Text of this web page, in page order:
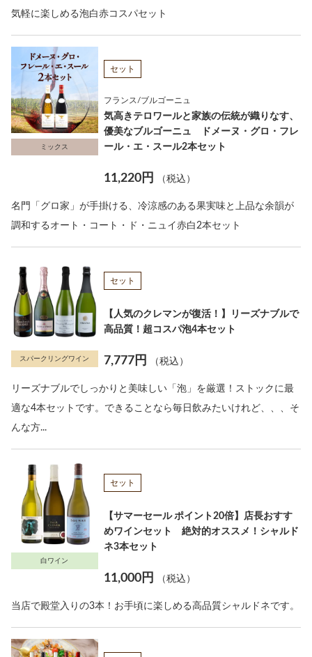
気軽に楽しめる泡白赤コスパセット
ミックス
セット
フランス/ブルゴーニュ
気高きテロワールと家族の伝統が織りなす、
優美なブルゴーニュ ドメーヌ・グロ・フレ
ール・エ・スール2本セット
11,220円 （税込）
名門「グロ家」が手掛ける、冷涼感のある果実味と上品な余韻が
調和するオート・コート・ド・ニュイ赤白2本セット
スパークリングワイン
セット
【人気のクレマンが復活！】リーズナブルで
高品質！超コスパ泡4本セット
7,777円 （税込）
リーズナブルでしっかりと美味しい「泡」を厳選！ストックに最
適な4本セットです。できることなら毎日飲みたいけれど、、、そ
んな方...
白ワイン
セット
【サマーセール ポイント20倍】店長おすす
めワインセット 絶対的オススメ！シャルド
ネ3本セット
11,000円 （税込）
当店で殿堂入りの3本！お手頃に楽しめる高品質シャルドネです。